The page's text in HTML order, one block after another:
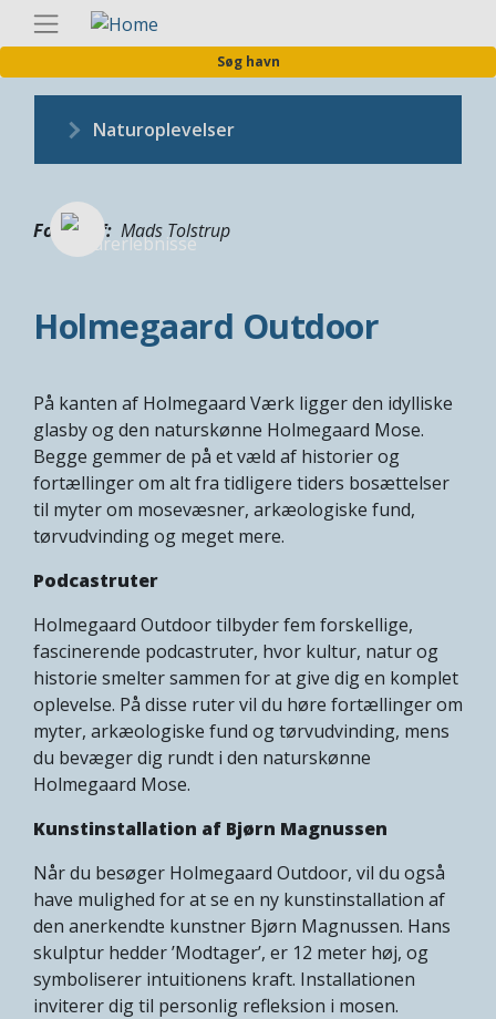
Søg havn
Naturoplevelser
Fotograf Mads Tolstrup
Holmegaard Outdoor
På kanten af Holmegaard Værk ligger den idylliske
glasby og den naturskønne Holmegaard Mose.
Begge gemmer de på et væld af historier og
fortællinger om alt fra tidligere tiders bosættelser
til myter om mosevæsner, arkæologiske fund,
tørvudvinding og meget mere.
Podcastruter
Holmegaard Outdoor tilbyder fem forskellige,
fascinerende podcastruter, hvor kultur, natur og
historie smelter sammen for at give dig en komplet
oplevelse. På disse ruter vil du høre fortællinger om
myter, arkæologiske fund og tørvudvinding, mens
du bevæger dig rundt i den naturskønne
Holmegaard Mose.
Kunstinstallation af Bjørn Magnussen
Når du besøger Holmegaard Outdoor, vil du også
have mulighed for at se en ny kunstinstallation af
den anerkendte kunstner Bjørn Magnussen. Hans
skulptur hedder ’Modtager’, er 12 meter høj, og
symboliserer intuitionens kraft. Installationen
inviterer dig til personlig refleksion i mosen.